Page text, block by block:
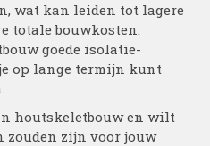
wat kan leiden tot lagere
totale bouwkosten.
goede isolatie-
op lange termijn kunt
houtskeletbouw en wilt
zouden zijn voor jouw